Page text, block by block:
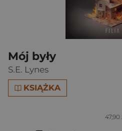
Mój były
S.E. Lynes
KSIĄŻKA
47,90